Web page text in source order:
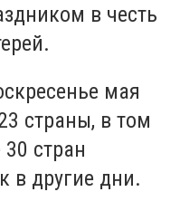
в честь
мая
страны, в том
стран
в другие дни.